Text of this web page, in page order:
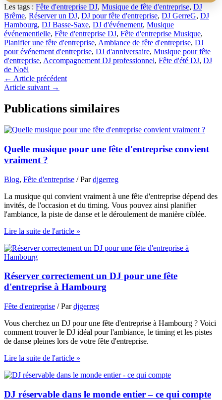
Les tags : Fête d'entreprise DJ, Musique de fête d'entreprise, DJ
Brême, Réserver un DJ, DJ pour fête d'entreprise, DJ GerreG, DJ
Hambourg, DJ Basse-Saxe, DJ d'événement, Musique
événementielle, Fête d'entreprise DJ, Fête d'entreprise Musique,
Planifier une fête d'entreprise, Ambiance de fête d'entreprise, DJ
pour événement d'entreprise, DJ d'anniversaire, Musique pour fête
d'entreprise, Accompagnement DJ professionnel, Fête d'été DJ, DJ
de Noël
← Article précédent
Article suivant →
Publications similaires
Quelle musique pour une fête d'entreprise convient
vraiment ?
Blog, Fête d'entreprise / Pardjgerreg
La musique qui convient vraiment à une fête d'entreprise dépend des
invités, de l'occasion et du timing. Vous pouvez ainsi planifier
l'ambiance, la piste de danse et le déroulement de manière ciblée.
Lire la suite de l'article »
Réserver correctement un DJ pour une fête
d'entreprise à Hambourg
Fête d'entreprise / Pardjgerreg
Vous cherchez un DJ pour une fête d'entreprise à Hambourg ? Voici
comment trouver le DJ idéal pour l'ambiance, le timing et les pistes
de danse pleines lors de votre fête d'entreprise.
Lire la suite de l'article »
DJ réservable dans le monde entier – ce qui compte